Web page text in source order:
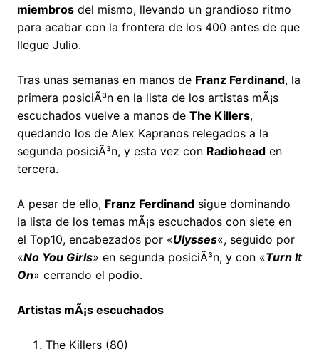
miembros del mismo, llevando un grandioso ritmo
para acabar con la frontera de los 400 antes de que
llegue Julio.
Tras unas semanas en manos de Franz Ferdinand, la
primera posiciÃ³n en la lista de los artistas mÃ¡s
escuchados vuelve a manos de The Killers,
quedando los de Alex Kapranos relegados a la
segunda posiciÃ³n, y esta vez con Radiohead en
tercera.
A pesar de ello, Franz Ferdinand sigue dominando
la lista de los temas mÃ¡s escuchados con siete en
el Top10, encabezados por «Ulysses«, seguido por
«No You Girls» en segunda posiciÃ³n, y con «Turn It
On» cerrando el podio.
Artistas mÃ¡s escuchados
The Killers (80)